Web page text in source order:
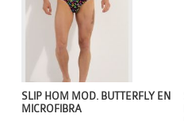
SLIP HOM MOD. BUTTERFLY EN
MICROFIBRA